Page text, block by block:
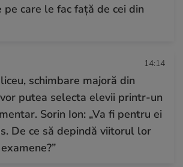
pe care le fac față de cei din
14:14
schimbare majoră din
putea selecta elevii printr-un
Sorin Ion: „Va fi pentru ei
De ce să depindă viitorul lor